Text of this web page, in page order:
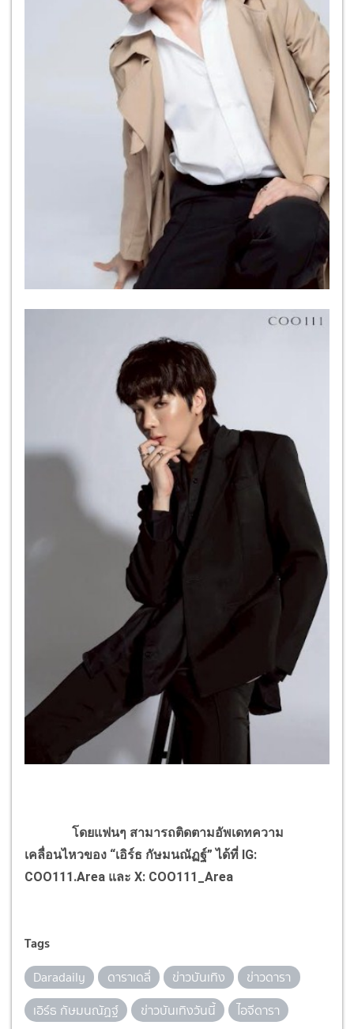
โดยแฟนๆ สามารถติดตามอัพเดทความ
เคลื่อนไหวของ “เอิร์ธ กัษมนณัฏฐ์” ได้ที่ IG:
COO111.Area และ X: COO111_Area
Tags
Daradaily ดาราเดลี่ ข่าวบันเทิง
ข่าวดารา
เอิร์ธ กัษมนณัฏฐ์
ข่าวบันเทิงวันนี้
ไอจีดารา